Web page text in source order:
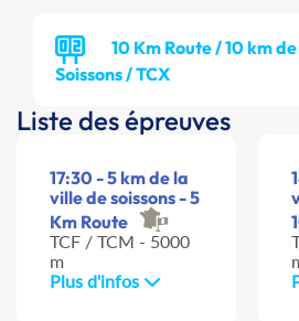
10 Km Route / 10 km
Soissons / TCX
Liste des épreuves
17:30 - 5 km de la
ville de soissons - 5
Km Route
TCF / TCM - 5000
m
Plus d'infos